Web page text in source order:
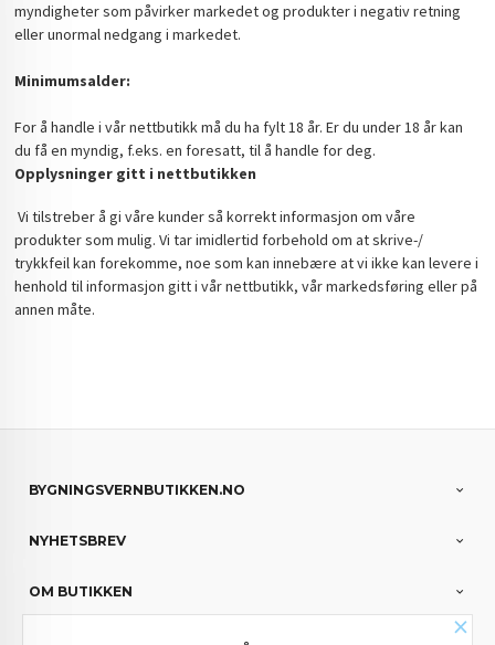
myndigheter som påvirker markedet og produkter i negativ retning
eller unormal nedgang i markedet.
Minimumsalder:
For å handle i vår nettbutikk må du ha fylt 18 år. Er du under 18 år kan
du få en myndig, f.eks. en foresatt, til å handle for deg.
Opplysninger gitt i nettbutikken
Vi tilstreber å gi våre kunder så korrekt informasjon om våre
produkter som mulig. Vi tar imidlertid forbehold om at skrive-/
trykkfeil kan forekomme, noe som kan innebære at vi ikke kan levere i
henhold til informasjon gitt i vår nettbutikk, vår markedsføring eller på
annen måte.
BYGNINGSVERNBUTIKKEN.NO
NYHETSBREV
OM BUTIKKEN
×